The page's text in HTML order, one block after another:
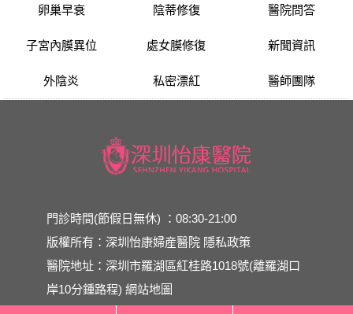
卵巢早衰
子宮內膜異位
外陰炎
陰蒂修復
處女膜修復
私密漂紅
醫院問答
新聞資訊
醫師團隊
門診時間(節假日無休) ：08:30-21:00
版權所有：深圳怡康婦産醫院 隱私政策
醫院地址：深圳市羅湖區紅桂路1018號(離羅湖口
岸10分鍾路程)網站地圖